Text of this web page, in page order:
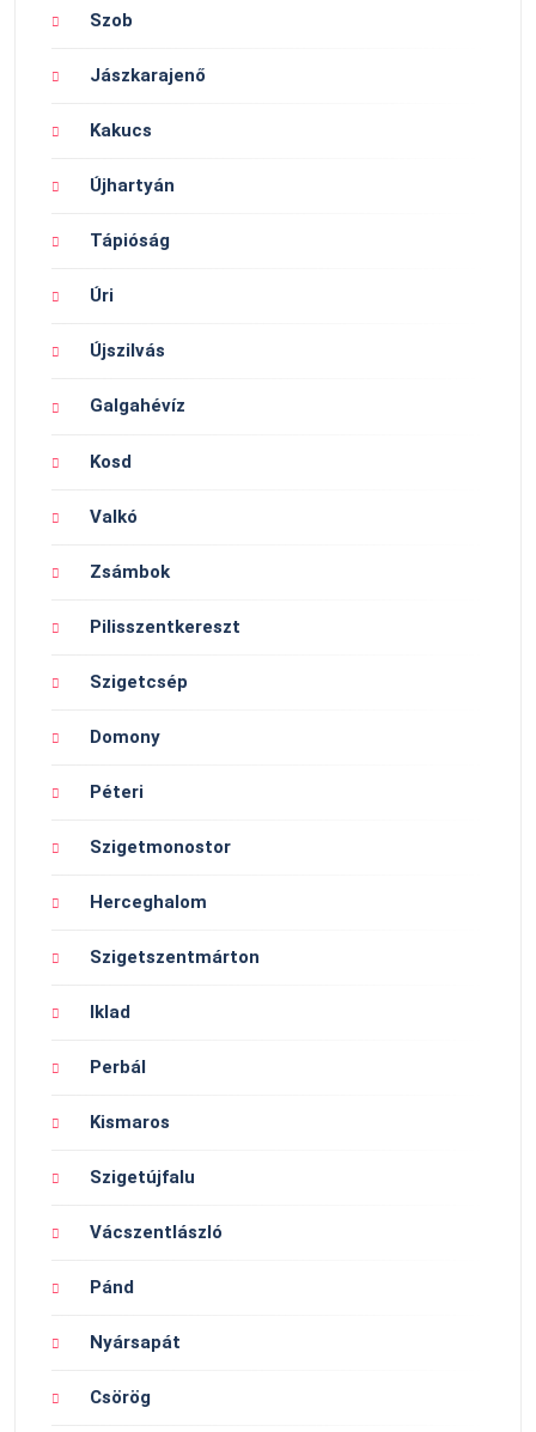
Szob
Jászkarajenő
Kakucs
Újhartyán
Tápióság
Úri
Újszilvás
Galgahévíz
Kosd
Valkó
Zsámbok
Pilisszentkereszt
Szigetcsép
Domony
Péteri
Szigetmonostor
Herceghalom
Szigetszentmárton
Iklad
Perbál
Kismaros
Szigetújfalu
Vácszentlászló
Pánd
Nyársapát
Csörög